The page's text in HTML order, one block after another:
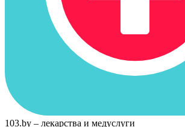
103.by – лекарства и медуслуги